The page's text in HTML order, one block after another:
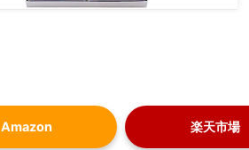
Amazon 楽天市場